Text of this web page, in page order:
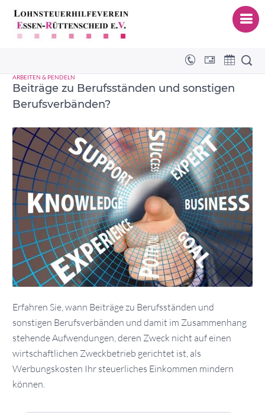
Verbandsbeiträge
ARBEITEN & PENDELN
Beiträge zu Berufsständen und sonstigen
Berufsverbänden?
Erfahren Sie, wann Beiträge zu Berufsständen und
sonstigen Berufsverbänden und damit im Zusammenhang
stehende Aufwendungen, deren Zweck nicht auf einen
wirtschaftlichen Zweckbetrieb gerichtet ist, als
Werbungskosten Ihr steuerliches Einkommen mindern
können.